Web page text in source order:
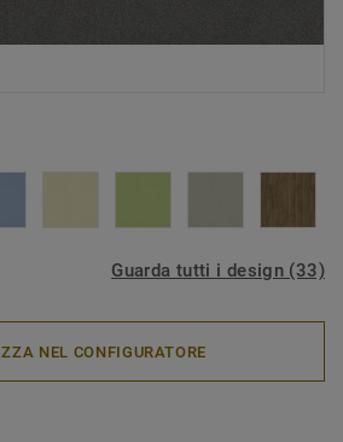
Guarda tutti i design (33)
NEL CONFIGURATORE